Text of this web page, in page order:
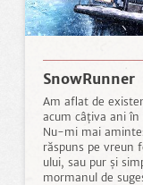
SnowRunner
Am aflat de
acum câțiva ani
Nu-mi mai
răspuns pe vreun
ului, sau pur și
mormanul de